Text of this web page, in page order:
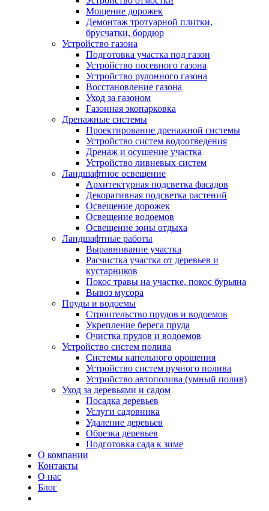
Мощение дорожек
Демонтаж тротуарной плитки,
брусчатки, бордюр
Устройство газона
Подготовка участка под газон
Устройство посевного газона
Устройство рулонного газона
Восстановление газона
Уход за газоном
Газонная экопарковка
Дренажные системы
Проектирование дренажной системы
Устройство систем водоотведения
Дренаж и осушение участка
Устройство ливневых систем
Ландшафтное освещение
Архитектурная подсветка фасадов
Декоративная подсветка растений
Освещение дорожек
Освещение водоемов
Освещение зоны отдыха
Ландшафтные работы
Выравнивание участка
Расчистка участка от деревьев и
кустарников
Покос травы на участке, покос бурьяна
Вывоз мусора
Пруды и водоемы
Строительство прудов и водоемов
Укрепление берега пруда
Очистка прудов и водоемов
Устройство систем полива
Системы капельного орошения
Устройство систем ручного полива
Устройство автополива (умный полив)
Уход за деревьями и садом
Посадка деревьев
Услуги садовника
Удаление деревьев
Обрезка деревьев
Подготовка сада к зиме
О компании
Контакты
О нас
Блог